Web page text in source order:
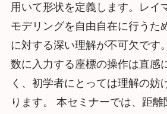
用いて形状を定義します。レイ
モデリングを自由自在に行うた
に対する深い理解が不可欠です
数に入力する座標の操作は直感
く、初学者にとっては理解の妨
ります。 本セミナーでは、距離